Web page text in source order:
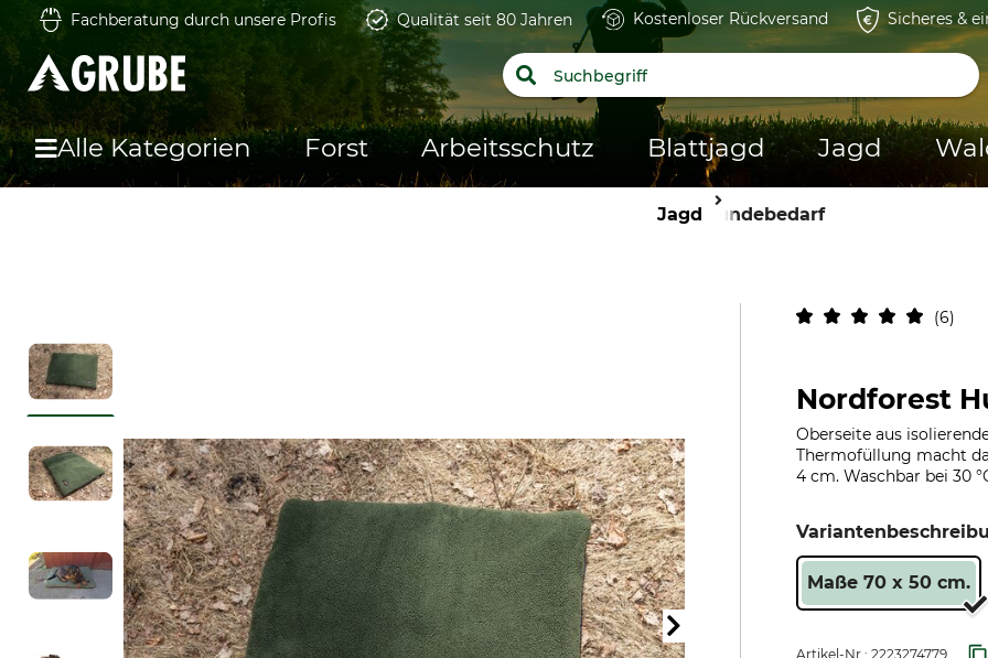
Fachberatung durch unsere Profis Qualität seit 80 Jahren Kostenloser Rückversand Sicheres &
Alle Kategorien Forst Arbeitsschutz Blattjagd Jagd
Jagd Hundebedarf
6
Nordforest
Oberseite aus
Thermofüllung macht
4 cm. Waschbar bei 30
Maße 70 x 50 cm.
Artikel-Nr.: 2223274779